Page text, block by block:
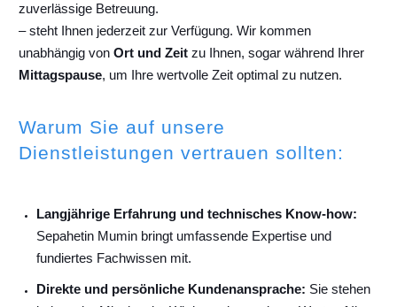
zuverlässige Betreuung.
– steht Ihnen jederzeit zur Verfügung. Wir kommen
unabhängig von Ort und Zeit zu Ihnen, sogar während Ihrer
Mittagspause, um Ihre wertvolle Zeit optimal zu nutzen.
Warum Sie auf unsere
Dienstleistungen vertrauen sollten:
Langjährige Erfahrung und technisches Know-how:
Sepahetin Mumin bringt umfassende Expertise und
fundiertes Fachwissen mit.
Direkte und persönliche Kundenansprache: Sie stehen